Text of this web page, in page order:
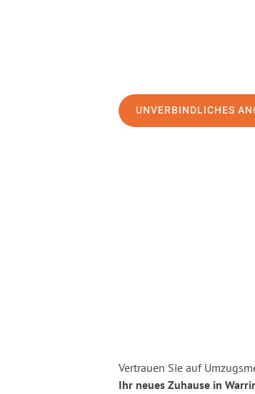
UNVERBINDLICHES
Vertrauen Sie auf
Ihr neues Zuhause in